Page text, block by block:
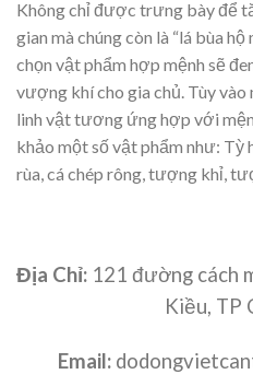
Không chỉ được trưng bày để
gian mà chúng còn là “lá bùa
chọn vật phẩm hợp mệnh sẽ
vượng khí cho gia chủ. Tùy
linh vật tương ứng hợp với
khảo một số vật phẩm như: Tỳ
rùa, cá chép rông, tượng khỉ,
Địa Chỉ: 121 đường cách
Kiều, TP
Email: